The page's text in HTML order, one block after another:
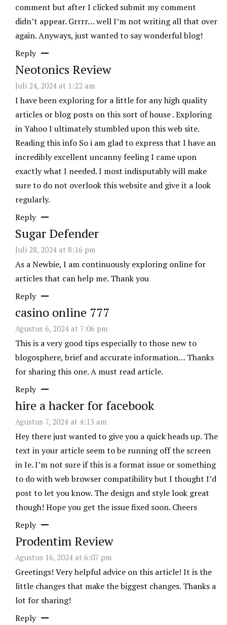
comment but after I clicked submit my comment
didn’t appear. Grrrr… well I’m not writing all that over
again. Anyways, just wanted to say wonderful blog!
Reply
Neotonics Review
Juli 24, 2024 at 1:22 am
I have been exploring for a little for any high quality
articles or blog posts on this sort of house . Exploring
in Yahoo I ultimately stumbled upon this web site.
Reading this info So i am glad to express that I have an
incredibly excellent uncanny feeling I came upon
exactly what I needed. I most indisputably will make
sure to do not overlook this website and give it a look
regularly.
Reply
Sugar Defender
Juli 28, 2024 at 8:16 pm
As a Newbie, I am continuously exploring online for
articles that can help me. Thank you
Reply
casino online 777
Agustus 6, 2024 at 7:06 pm
This is a very good tips especially to those new to
blogosphere, brief and accurate information… Thanks
for sharing this one. A must read article.
Reply
hire a hacker for facebook
Agustus 7, 2024 at 4:13 am
Hey there just wanted to give you a quick heads up. The
text in your article seem to be running off the screen
in Ie. I’m not sure if this is a format issue or something
to do with web browser compatibility but I thought I’d
post to let you know. The design and style look great
though! Hope you get the issue fixed soon. Cheers
Reply
Prodentim Review
Agustus 16, 2024 at 6:07 pm
Greetings! Very helpful advice on this article! It is the
little changes that make the biggest changes. Thanks a
lot for sharing!
Reply